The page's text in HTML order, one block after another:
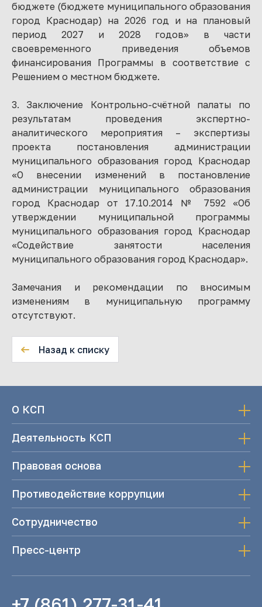
бюджете (бюджете муниципального образования
город Краснодар) на 2026 год и на плановый
период 2027 и 2028 годов» в части
своевременного приведения объемов
финансирования Программы в соответствие с
Решением о местном бюджете.
3. Заключение Контрольно-счётной палаты по
результатам проведения экспертно-
аналитического мероприятия – экспертизы
проекта постановления администрации
муниципального образования город Краснодар
«О внесении изменений в постановление
администрации муниципального образования
город Краснодар от 17.10.2014 № 7592 «Об
утверждении муниципальной программы
муниципального образования город Краснодар
«Содействие занятости населения
муниципального образования город Краснодар».
Замечания и рекомендации по вносимым
изменениям в муниципальную программу
отсутствуют.
Назад к списку
О КСП
Деятельность КСП
Правовая основа
Противодействие коррупции
Сотрудничество
Пресс-центр